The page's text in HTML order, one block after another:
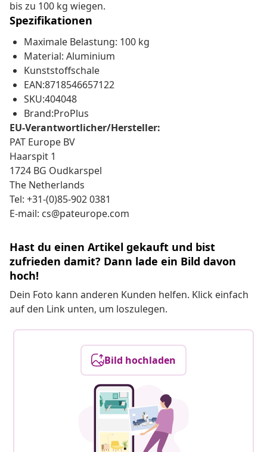
bis zu 100 kg wiegen.
Spezifikationen
Maximale Belastung: 100 kg
Material: Aluminium
Kunststoffschale
EAN:8718546657122
SKU:404048
Brand:ProPlus
EU-Verantwortlicher/Hersteller:
PAT Europe BV
Haarspit 1
1724 BG Oudkarspel
The Netherlands
Tel: +31-(0)85-902 0381
E-mail: cs@pateurope.com
Hast du einen Artikel gekauft und bist
zufrieden damit? Dann lade ein Bild davon
hoch!
Dein Foto kann anderen Kunden helfen. Klick einfach
auf den Link unten, um loszulegen.
Bild hochladen